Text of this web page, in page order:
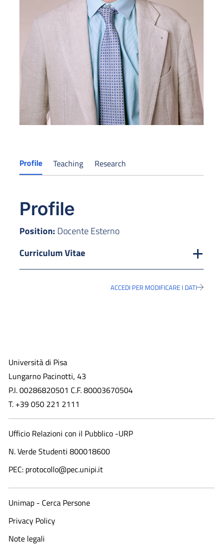
Profile Teaching Research
Profile
Position: Docente Esterno
Curriculum Vitae
ACCEDI PER MODIFICARE I DATI
Università di Pisa
Lungarno Pacinotti, 43
P.I. 00286820501 C.F. 80003670504
T. +39 050 221 2111
Ufficio Relazioni con il Pubblico -URP
N. Verde Studenti 800018600​
PEC: protocollo@pec.unipi.it
Unimap - Cerca Persone
Privacy Policy
Note legali